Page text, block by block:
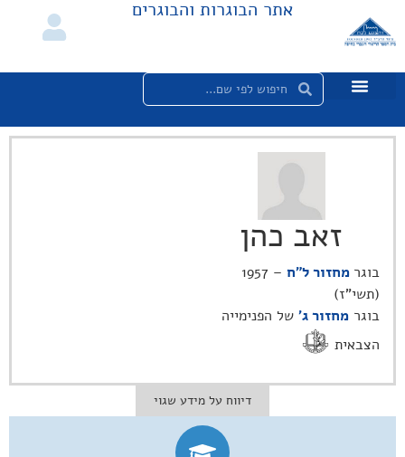
אתר הבוגרות והבוגרים
זאב כהן
בוגר מחזור ל"ח
– 1957
(תשי"ז)
בוגר מחזור ג׳ של הפנימייה
הצבאית
דיווח על מידע שגוי